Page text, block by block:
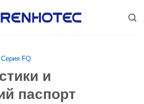
Серия FQ
и
паспорт